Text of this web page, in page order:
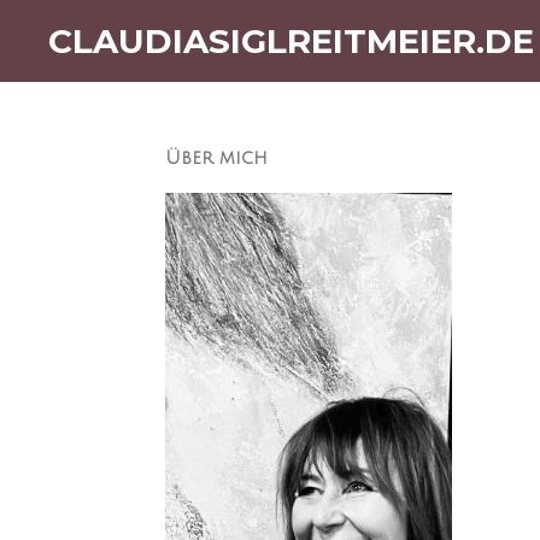
Hauptinhalt
CLAUDIASIGLREITMEIER.DE
Über mich